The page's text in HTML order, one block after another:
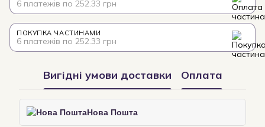
6 платежів по 252.33 грн
ПОКУПКА ЧАСТИНАМИ
6 платежів по 252.33 грн
Вигідні умови доставки Оплата
Нова Пошта